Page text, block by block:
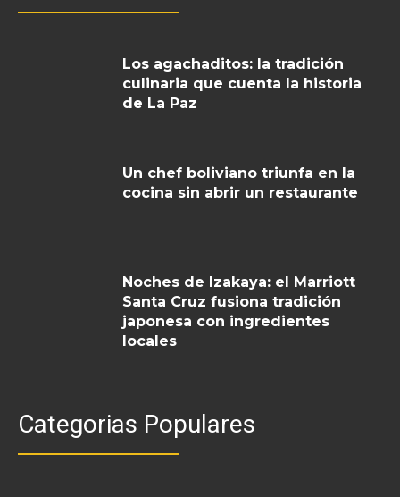
Los agachaditos: la tradición
culinaria que cuenta la historia
de La Paz
Un chef boliviano triunfa en la
cocina sin abrir un restaurante
Noches de Izakaya: el Marriott
Santa Cruz fusiona tradición
japonesa con ingredientes
locales
Categorias Populares